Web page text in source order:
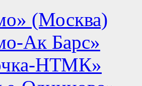
(Москва)
Ак Барс»
НТМК»